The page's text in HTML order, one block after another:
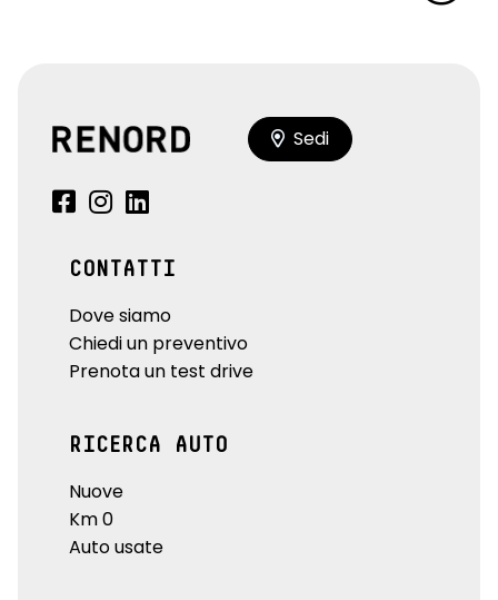
Sedi
CONTATTI
Dove siamo
Chiedi un preventivo
Prenota un test drive
RICERCA AUTO
Nuove
Km 0
Auto usate